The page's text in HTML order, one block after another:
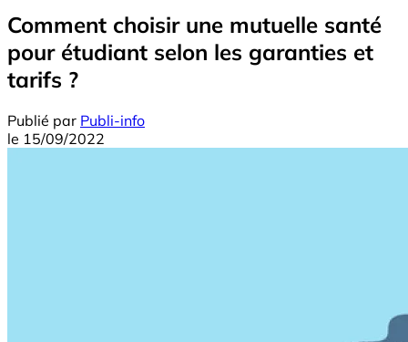
Comment choisir une mutuelle santé
pour étudiant selon les garanties et
tarifs ?
Publié par Publi-info
le 15/09/2022